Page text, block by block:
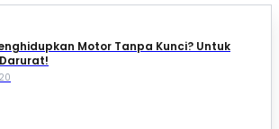
Motor Tanpa Kunci? Untuk